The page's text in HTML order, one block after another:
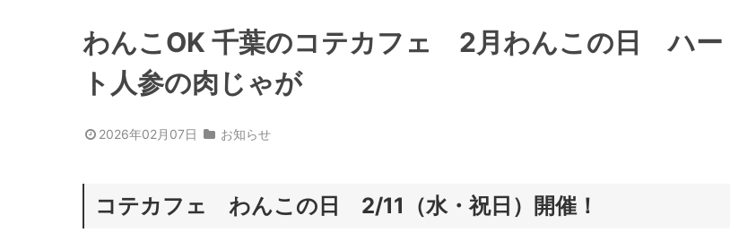
わんこOK 千葉のコテカフェ 2月わんこの日 ハー
ト人参の肉じゃが
2026年02月07日 お知らせ
コテカフェ わんこの日 2/11（水・祝日）開催！